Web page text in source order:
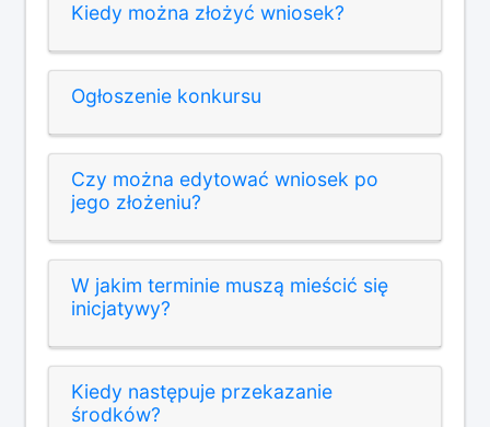
Kiedy można złożyć wniosek?
Ogłoszenie konkursu
Czy można edytować wniosek po
jego złożeniu?
W jakim terminie muszą mieścić się
inicjatywy?
Kiedy następuje przekazanie
środków?